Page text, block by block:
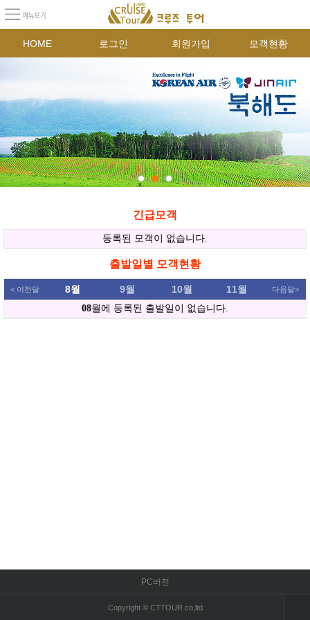
HOME 로그인 회원가입 모객현황
긴급모객
출발일별 모객현황
PC버전
Copyright © CTTOUR co,ltd